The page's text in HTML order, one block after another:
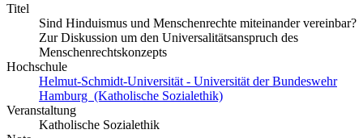
Titel
Sind Hinduismus und Menschenrechte miteinander vereinbar?
Zur Diskussion um den Universalitätsanspruch des
Menschenrechtskonzepts
Hochschule
Helmut-Schmidt-Universität - Universität der Bundeswehr
Hamburg (Katholische Sozialethik)
Veranstaltung
Katholische Sozialethik